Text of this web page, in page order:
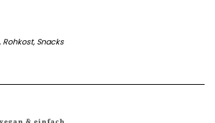
Rohkost, Snacks